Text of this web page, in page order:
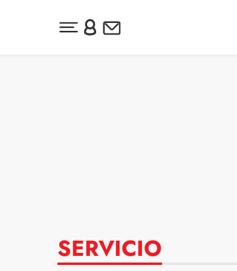
Desplegar menú principal
Inicia sesión o regístrate
Newsletter
SERVICIO